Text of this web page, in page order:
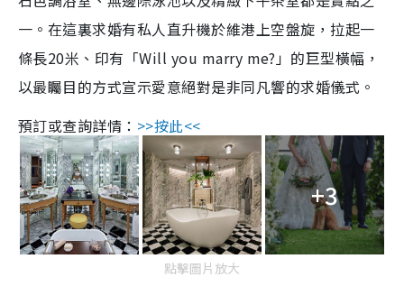
一。在這裏求婚有私人直升機於維港上空盤旋，拉起一
條長20米、印有「Will you marry me?」的巨型橫幅，
以最矚目的方式宣示愛意絕對是非同凡響的求婚儀式。
預訂或查詢詳情： >>按此<<
+3
點擊圖片放大